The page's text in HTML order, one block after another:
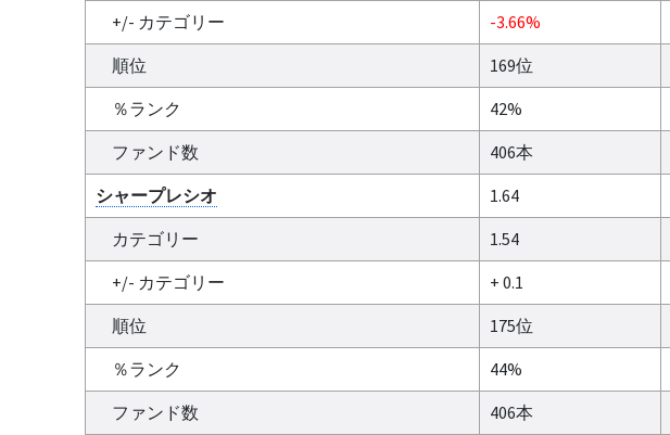
+/- カテゴリー
-3.66%
順位
169位
％ランク
42%
ファンド数
406本
シャープレシオ
1.64
カテゴリー
1.54
+/- カテゴリー
+ 0.1
順位
175位
％ランク
44%
ファンド数
406本